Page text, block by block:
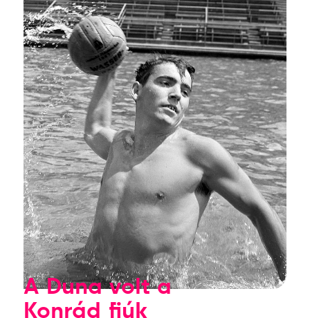
A Duna volt a
Konrád fiúk